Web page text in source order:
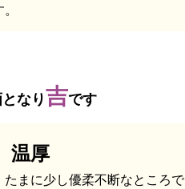
なり吉です
厚
まに少し優柔不断なところで